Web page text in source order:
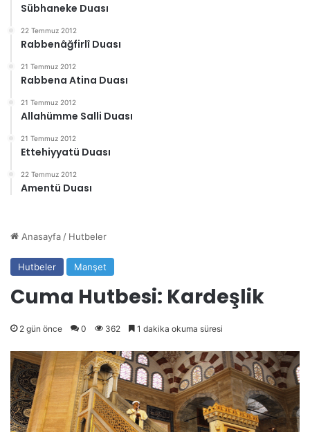
Sübhaneke Duası
22 Temmuz 2012
Rabbenâğfirlî Duası
21 Temmuz 2012
Rabbena Atina Duası
21 Temmuz 2012
Allahümme Salli Duası
21 Temmuz 2012
Ettehiyyatü Duası
22 Temmuz 2012
Amentü Duası